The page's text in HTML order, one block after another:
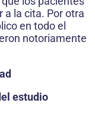
a la cita. Por otra
en todo el
notoriamente
estudio